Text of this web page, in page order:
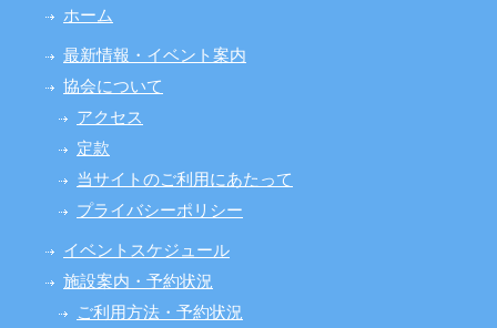
ホーム
最新情報・イベント案内
協会について
アクセス
定款
当サイトのご利用にあたって
プライバシーポリシー
イベントスケジュール
施設案内・予約状況
ご利用方法・予約状況